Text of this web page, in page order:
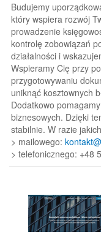
Budujemy
który wspiera rozwój
prowadzenie
kontrolę zobowiązań
działalności i
Wspieramy Cię przy
przygotowywaniu
uniknąć kosztownych
Dodatkowo
biznesowych. Dzięki
stabilnie. W razie
> mailowego:
> telefonicznego: +48